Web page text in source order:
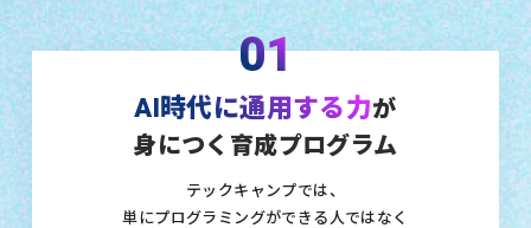
01
AI時代に通用する力が
身につく育成プログラム
テックキャンプでは、
単にプログラミングができる人ではなく